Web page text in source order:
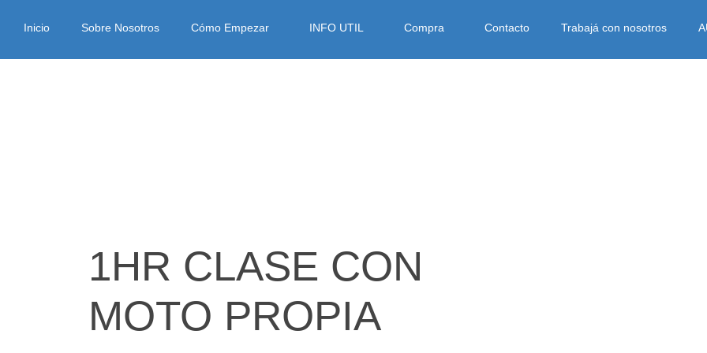
Inicio Sobre Nosotros Cómo Empezar INFO UTIL Compra Contacto Trabajá con nosotros
1HR CLASE CON
MOTO PROPIA